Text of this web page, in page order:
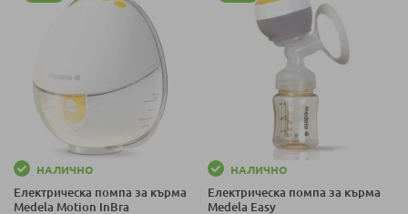
НАЛИЧНО
Електрическа помпа за кърма
Medela Motion InBra
НАЛИЧНО
Електрическа помпа за кърма
Medela Easy